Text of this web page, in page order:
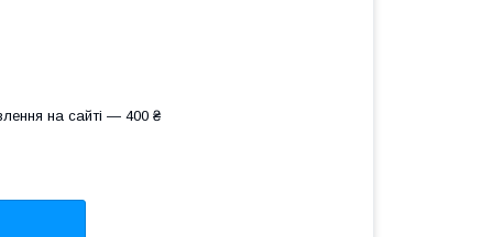
на сайті — 400 ₴